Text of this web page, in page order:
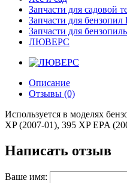
Запчасти для садовой
Запчасти для бензопил
Запчасти для
ЛЮВЕРС
Описание
Отзывы (0)
Используется в моделях
XP (2007-01), 395 XP EPA
Написать отзыв
Ваше имя: